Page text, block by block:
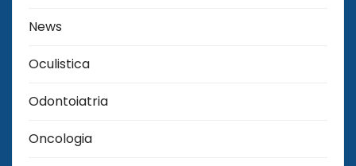
News
Oculistica
Odontoiatria
Oncologia